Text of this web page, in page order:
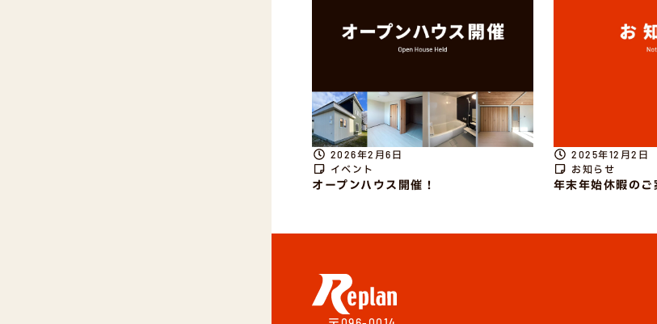
2026年2月6日
イベント
オープンハウス開催！
2025年12月2日
お知らせ
年末年始休暇のご